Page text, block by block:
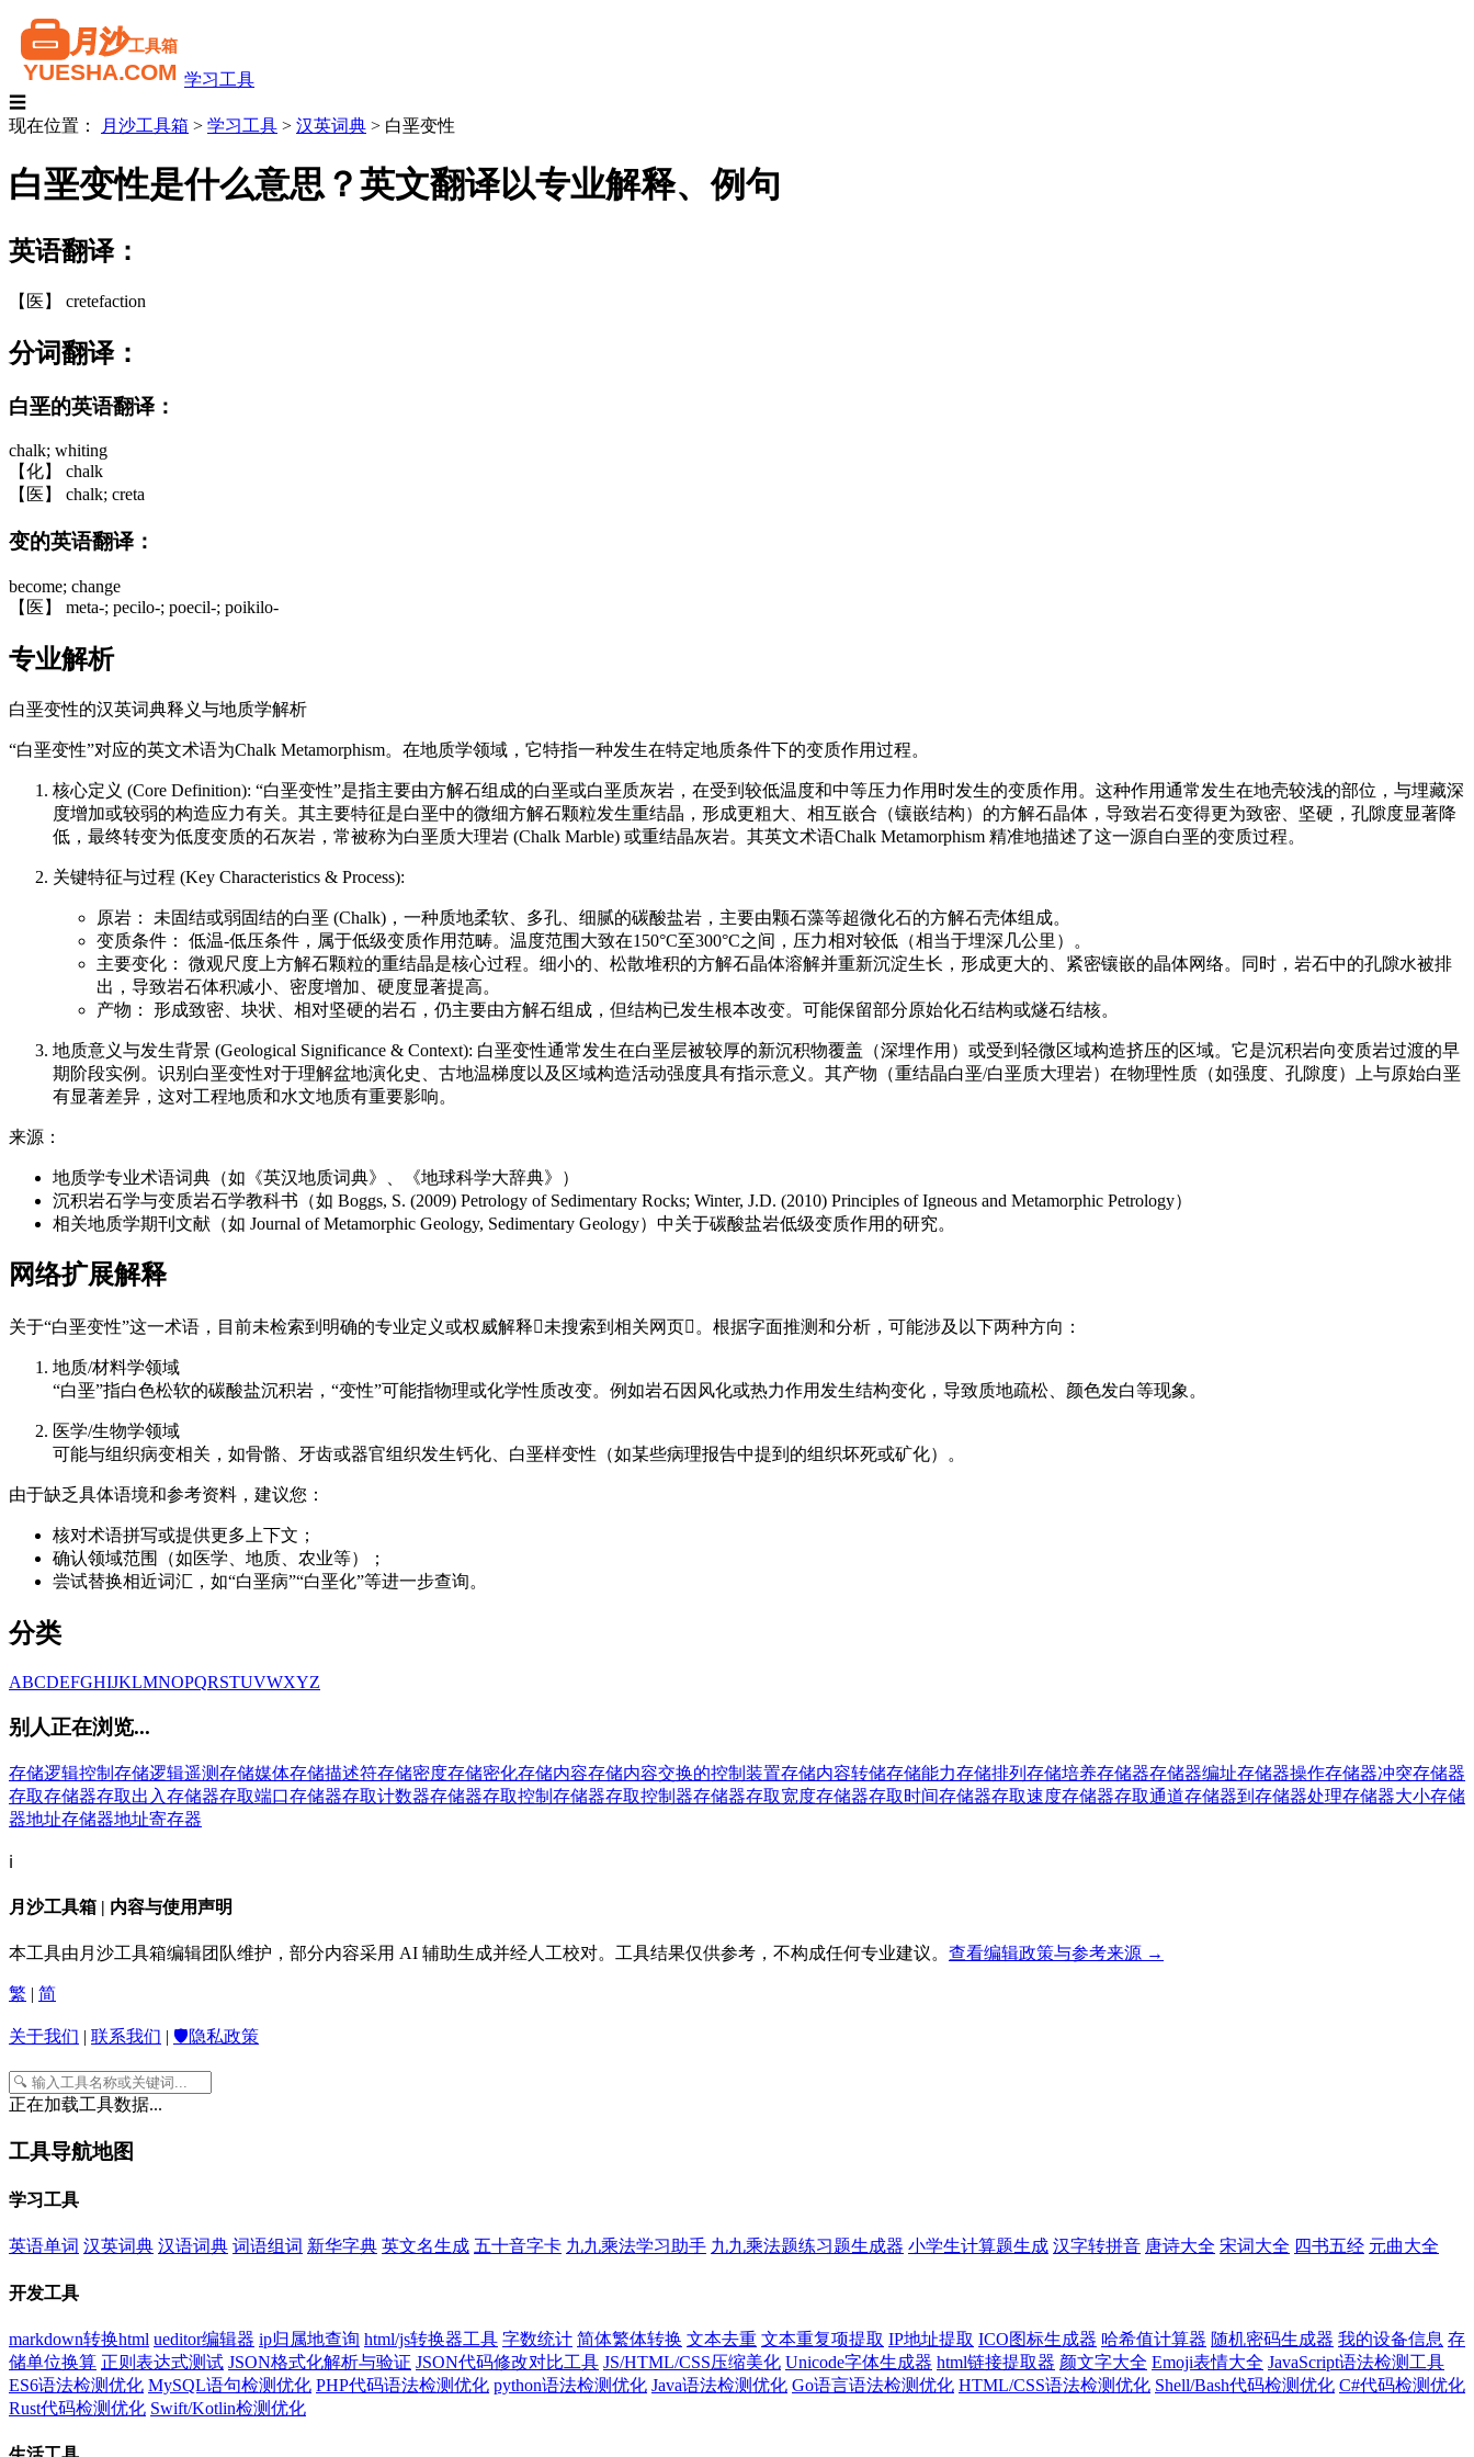
学习工具
☰
现在位置：
月沙工具箱 > 学习工具 > 汉英词典 > 白垩变性
白垩变性是什么意思？英文翻译以专业解释、例句
英语翻译：
【医】 cretefaction
分词翻译：
白垩的英语翻译：
chalk; whiting
【化】 chalk
【医】 chalk; creta
变的英语翻译：
become; change
【医】 meta-; pecilo-; poecil-; poikilo-
专业解析
白垩变性的汉英词典释义与地质学解析
“白垩变性”对应的英文术语为Chalk Metamorphism。在地质学领域，它特指一种发生在特定地质条件下的变质作用过程。
核心定义 (Core Definition): “白垩变性”是指主要由方解石组成的白垩或白垩质灰岩，在受到较低温度和中等压力作用时发生的变质作用。这种作用通常发生在地壳较浅的部位，与埋藏深
度增加或较弱的构造应力有关。其主要特征是白垩中的微细方解石颗粒发生重结晶，形成更粗大、相互嵌合（镶嵌结构）的方解石晶体，导致岩石变得更为致密、坚硬，孔隙度显著降
低，最终转变为低度变质的石灰岩，常被称为白垩质大理岩 (Chalk Marble) 或重结晶灰岩。其英文术语Chalk Metamorphism 精准地描述了这一源自白垩的变质过程。
关键特征与过程 (Key Characteristics & Process):
原岩： 未固结或弱固结的白垩 (Chalk)，一种质地柔软、多孔、细腻的碳酸盐岩，主要由颗石藻等超微化石的方解石壳体组成。
变质条件： 低温-低压条件，属于低级变质作用范畴。温度范围大致在150°C至300°C之间，压力相对较低（相当于埋深几公里）。
主要变化： 微观尺度上方解石颗粒的重结晶是核心过程。细小的、松散堆积的方解石晶体溶解并重新沉淀生长，形成更大的、紧密镶嵌的晶体网络。同时，岩石中的孔隙水被排
出，导致岩石体积减小、密度增加、硬度显著提高。
产物： 形成致密、块状、相对坚硬的岩石，仍主要由方解石组成，但结构已发生根本改变。可能保留部分原始化石结构或燧石结核。
地质意义与发生背景 (Geological Significance & Context): 白垩变性通常发生在白垩层被较厚的新沉积物覆盖（深埋作用）或受到轻微区域构造挤压的区域。它是沉积岩向变质岩过渡的早
期阶段实例。识别白垩变性对于理解盆地演化史、古地温梯度以及区域构造活动强度具有指示意义。其产物（重结晶白垩/白垩质大理岩）在物理性质（如强度、孔隙度）上与原始白垩
有显著差异，这对工程地质和水文地质有重要影响。
来源：
地质学专业术语词典（如《英汉地质词典》、《地球科学大辞典》）
沉积岩石学与变质岩石学教科书（如 Boggs, S. (2009) Petrology of Sedimentary Rocks; Winter, J.D. (2010) Principles of Igneous and Metamorphic Petrology）
相关地质学期刊文献（如 Journal of Metamorphic Geology, Sedimentary Geology）中关于碳酸盐岩低级变质作用的研究。
网络扩展解释
关于“白垩变性”这一术语，目前未检索到明确的专业定义或权威解释未搜索到相关网页。根据字面推测和分析，可能涉及以下两种方向：
地质/材料学领域
“白垩”指白色松软的碳酸盐沉积岩，“变性”可能指物理或化学性质改变。例如岩石因风化或热力作用发生结构变化，导致质地疏松、颜色发白等现象。
医学/生物学领域
可能与组织病变相关，如骨骼、牙齿或器官组织发生钙化、白垩样变性（如某些病理报告中提到的组织坏死或矿化）。
由于缺乏具体语境和参考资料，建议您：
核对术语拼写或提供更多上下文；
确认领域范围（如医学、地质、农业等）；
尝试替换相近词汇，如“白垩病”“白垩化”等进一步查询。
分类
ABCDEFGHIJKLMNOPQRSTUVWXYZ
别人正在浏览...
存储逻辑控制 存储逻辑遥测存储媒体存储描述符存储密度存储密化存储内容存储内容交换的控制装置存储内容转储存储能力存储排列 存储培养存储器存储器编址存储器操作存储器冲突存储器
存取存储器存取出入存储器存取端口存储器存取计数器存储器存取控制 存储器存取控制器存储器存取宽度存储器存取时间存储器存取速度存储器存取通道存储器到存储器处理存储器大小存储
器地址存储器地址寄存器
ℹ️
月沙工具箱 | 内容与使用声明
本工具由月沙工具箱编辑团队维护，部分内容采用 AI 辅助生成并经人工校对。工具结果仅供参考，不构成任何专业建议。 查看编辑政策与参考来源 →
繁 | 简
关于我们 | 联系我们 | 🛡️隐私政策
正在加载工具数据...
工具导航地图
学习工具
英语单词 汉英词典 汉语词典 词语组词 新华字典 英文名生成 五十音字卡 九九乘法学习助手 九九乘法题练习题生成器 小学生计算题生成 汉字转拼音 唐诗大全 宋词大全 四书五经 元曲大全
开发工具
markdown转换html ueditor编辑器 ip归属地查询 html/js转换器工具 字数统计 简体繁体转换 文本去重 文本重复项提取 IP地址提取 ICO图标生成器 哈希值计算器 随机密码生成器 我的设备信息 存
储单位换算 正则表达式测试 JSON格式化解析与验证 JSON代码修改对比工具 JS/HTML/CSS压缩美化 Unicode字体生成器 html链接提取器 颜文字大全 Emoji表情大全 JavaScript语法检测工具
ES6语法检测优化 MySQL语句检测优化 PHP代码语法检测优化 python语法检测优化 Java语法检测优化 Go语言语法检测优化 HTML/CSS语法检测优化 Shell/Bash代码检测优化 C#代码检测优化
Rust代码检测优化 Swift/Kotlin检测优化